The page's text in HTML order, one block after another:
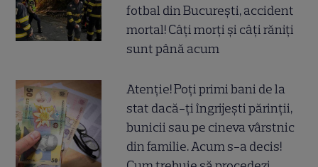
fotbal din București, accident
mortal! Câți morți și câți răniți
sunt până acum
Atenție! Poți primi bani de la
stat dacă-ți îngrijești părinții,
bunicii sau pe cineva vârstnic
din familie. Acum s-a decis!